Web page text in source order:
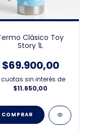
Clásico Toy
Story 1L
$69.900,00
cuotas sin interés de
$11.650,00